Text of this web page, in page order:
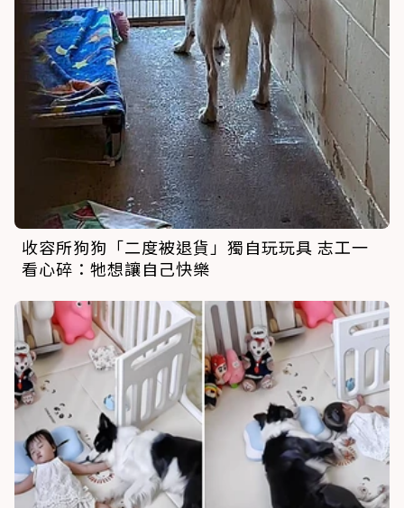
收容所狗狗「二度被退貨」獨自玩玩具 志工一
看心碎：牠想讓自己快樂